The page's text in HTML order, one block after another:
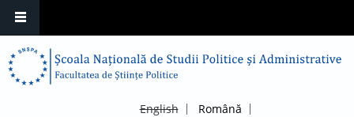
English Română